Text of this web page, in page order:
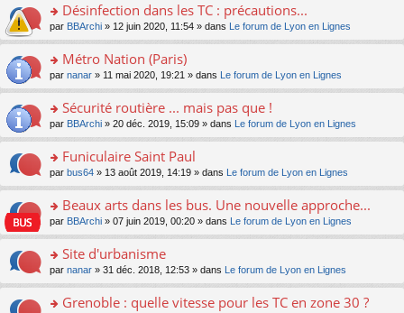
e
nt
u
s
ré
e
nt
lu
le
pl
u
s
e
nt
g
e
n
o
lu
pl
u
s
c
e
nt
e
s
a
g
e
n
n
lu
le
pl
u
c
e
nt
ult
er
le
m
e
a
g
e
n
n
le
pl
u
ré
c
e
nt
o
n
ult
er
le
m
e
a
g
e
n
n
le
pl
u
ré
Désinfection dans les TC : précautions...
par BBArchi » 12 juin 2020, 11:54 » dans Le forum de Lyon en Lignes
o
n
ult
er
le
m
e
a
g
e
n
n
le
Métro Nation (Paris)
par nanar » 11 mai 2020, 19:21 » dans Le forum de Lyon en Lignes
o
n
ult
er
le
m
e
a
g
e
n
Sécurité routière ... mais pas que !
par BBArchi » 20 déc. 2019, 15:09 » dans Le forum de Lyon en Lignes
o
n
ult
er
le
m
e
a
Funiculaire Saint Paul
par bus64 » 13 août 2019, 14:19 » dans Le forum de Lyon en Lignes
o
n
ult
er
le
m
Beaux arts dans les bus. Une nouvelle approche...
par BBArchi » 07 juin 2019, 00:20 » dans Le forum de Lyon en Lignes
o
n
ult
Site d'urbanisme
par nanar » 31 déc. 2018, 12:53 » dans Le forum de Lyon en Lignes
Grenoble : quelle vitesse pour les TC en zone 30 ?